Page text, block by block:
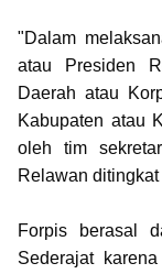
"Dalam
atau Presiden
Daerah atau
Kabupaten atau
oleh tim
Relawan
Forpis berasal
Sederajat